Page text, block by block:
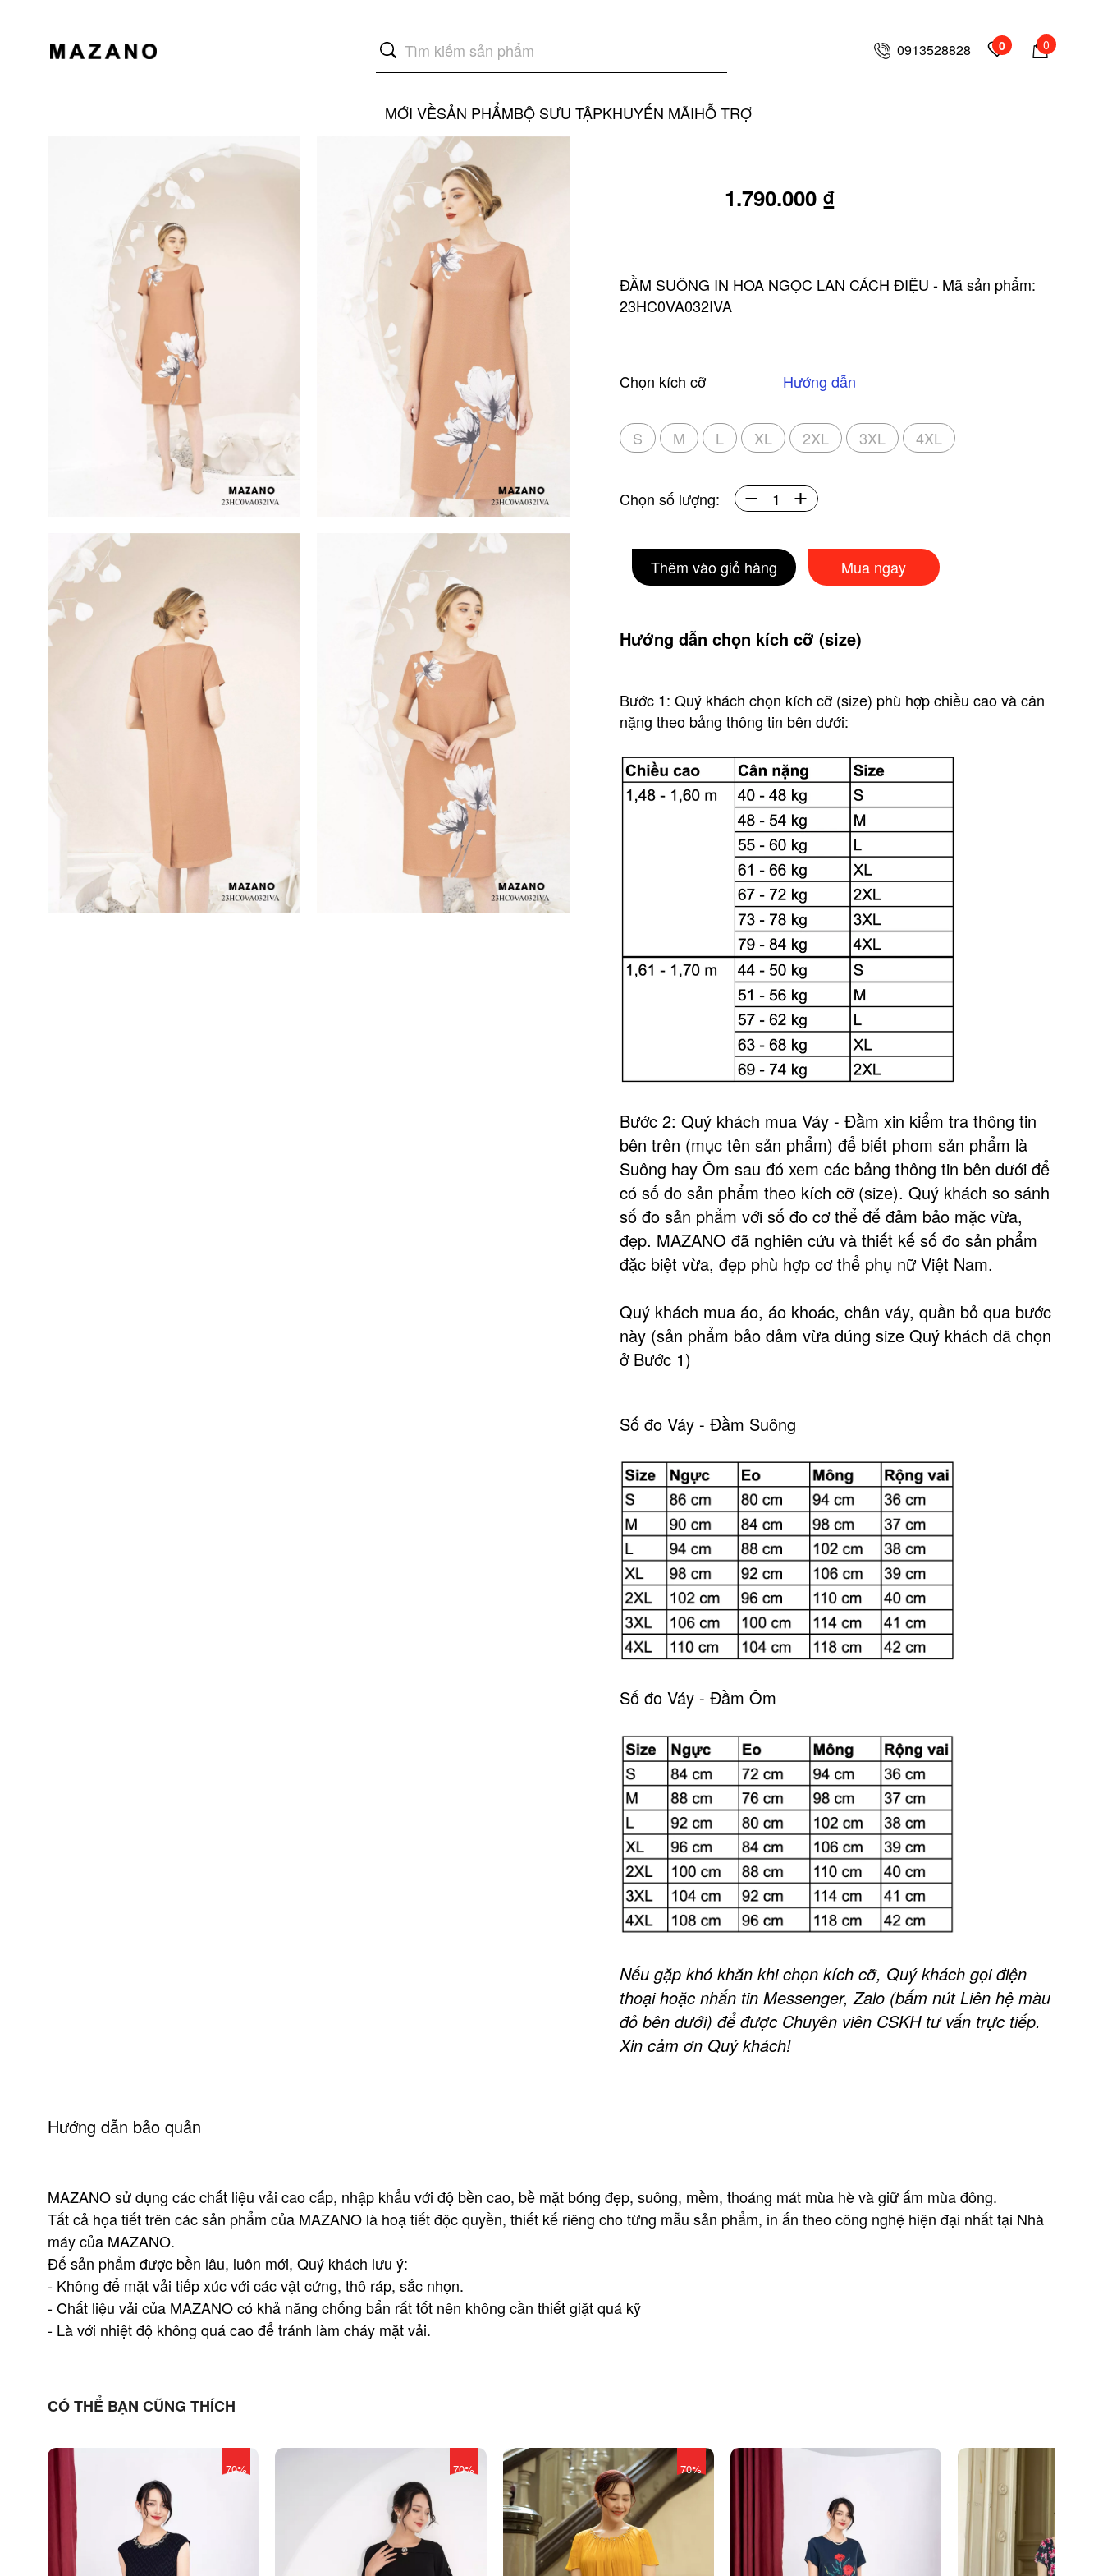
MỚI VỀSẢN PHẨMBỘ SƯU TẬPKHUYẾN MÃIHỖ TRỢ
0
0913528828 0
1.790.000 ₫
ĐẦM SUÔNG IN HOA NGỌC LAN CÁCH ĐIỆU - Mã sản phẩm:
23HC0VA032IVA
Hướng dẫn
S M L XL 2XL 3XL 4XL
Thêm vào giỏ hàng
Chọn kích cỡ
Mua ngay
Chọn số lượng:
Hướng dẫn chọn kích cỡ (size)
Bước 1: Quý khách chọn kích cỡ (size) phù hợp chiều cao và cân
nặng theo bảng thông tin bên dưới:
Bước 2: Quý khách mua Váy - Đầm xin kiểm tra thông tin
bên trên (mục tên sản phẩm) để biết phom sản phẩm là
Suông hay Ôm sau đó xem các bảng thông tin bên dưới để
có số đo sản phẩm theo kích cỡ (size). Quý khách so sánh
số đo sản phẩm với số đo cơ thể để đảm bảo mặc vừa,
đẹp. MAZANO đã nghiên cứu và thiết kế số đo sản phẩm
đặc biệt vừa, đẹp phù hợp cơ thể phụ nữ Việt Nam.
Quý khách mua áo, áo khoác, chân váy, quần bỏ qua bước
này (sản phẩm bảo đảm vừa đúng size Quý khách đã chọn
ở Bước 1)
Số đo Váy - Đầm Suông
Số đo Váy - Đầm Ôm
Nếu gặp khó khăn khi chọn kích cỡ, Quý khách gọi điện
thoại hoặc nhắn tin Messenger, Zalo (bấm nút Liên hệ màu
đỏ bên dưới) để được Chuyên viên CSKH tư vấn trực tiếp.
Xin cảm ơn Quý khách!
MAZANO sử dụng các chất liệu vải cao cấp, nhập khẩu với độ bền cao, bề mặt bóng đẹp, suông, mềm, thoáng mát mùa hè và giữ ấm mùa đông.
Tất cả họa tiết trên các sản phẩm của MAZANO là hoạ tiết độc quyền, thiết kế riêng cho từng mẫu sản phẩm, in ấn theo công nghệ hiện đại nhất tại Nhà
máy của MAZANO.
Để sản phẩm được bền lâu, luôn mới, Quý khách lưu ý:
- Không để mặt vải tiếp xúc với các vật cứng, thô ráp, sắc nhọn.
- Chất liệu vải của MAZANO có khả năng chống bẩn rất tốt nên không cần thiết giặt quá kỹ
- Là với nhiệt độ không quá cao để tránh làm cháy mặt vải.
Hướng dẫn bảo quản
CÓ THỂ BẠN CŨNG THÍCH
70% 70% 70%